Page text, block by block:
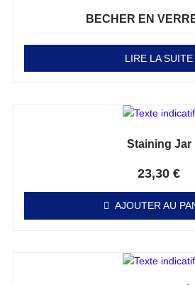
BECHER EN
LIRE LA SUITE
Staining Jar
23,30 €
AJOUTER AU